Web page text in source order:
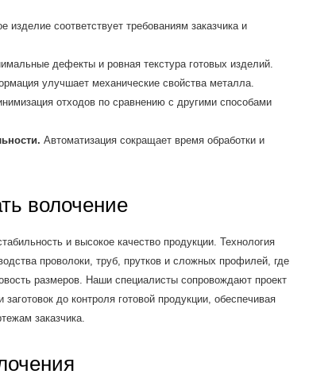
изделие соответствует требованиям заказчика и
дефекты и ровная текстура готовых изделий.
улучшает механические свойства металла.
отходов по сравнению с другими способами
Автоматизация сокращает время обработки и
волочение
и высокое качество продукции. Технология
проволоки, труб, прутков и сложных профилей, где
размеров. Наши специалисты сопровождают проект
заготовок до контроля готовой продукции, обеспечивая
заказчика.